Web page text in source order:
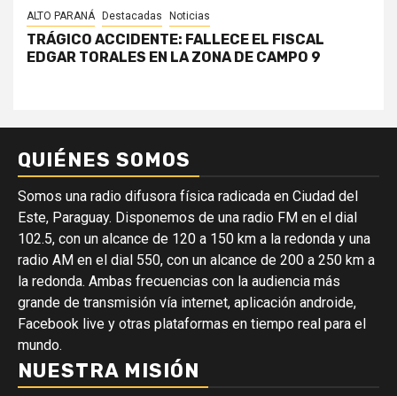
ALTO PARANÁ Destacadas Noticias
TRÁGICO ACCIDENTE: FALLECE EL FISCAL
EDGAR TORALES EN LA ZONA DE CAMPO 9
QUIÉNES SOMOS
Somos una radio difusora física radicada en Ciudad del
Este, Paraguay. Disponemos de una radio FM en el dial
102.5, con un alcance de 120 a 150 km a la redonda y una
radio AM en el dial 550, con un alcance de 200 a 250 km a
la redonda. Ambas frecuencias con la audiencia más
grande de transmisión vía internet, aplicación androide,
Facebook live y otras plataformas en tiempo real para el
mundo.
NUESTRA MISIÓN